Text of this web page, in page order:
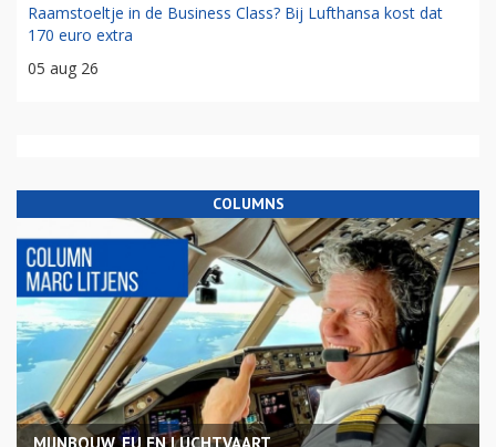
Raamstoeltje in de Business Class? Bij Lufthansa kost dat
170 euro extra
05 aug 26
COLUMNS